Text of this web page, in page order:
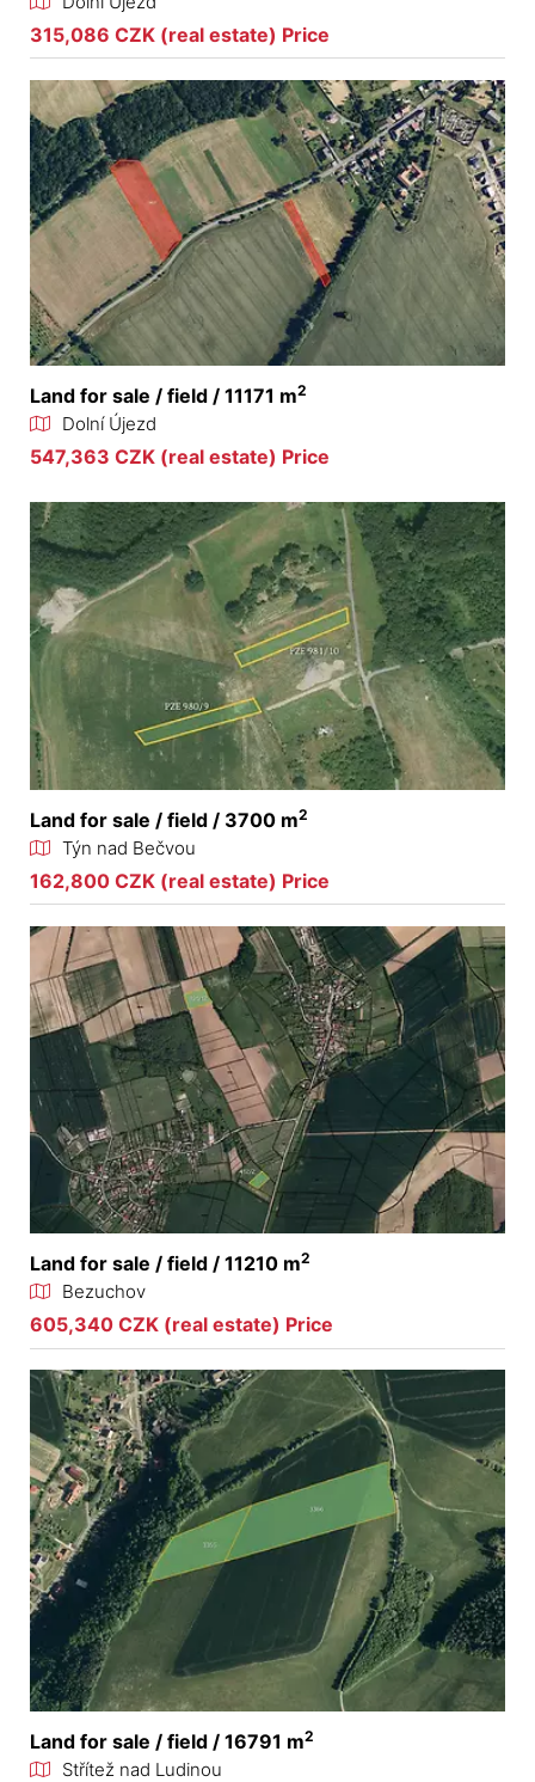
315,086 CZK (real estate) Price
Land for sale / field / 11171 m2
Dolní Újezd
547,363 CZK (real estate) Price
Land for sale / field / 3700 m2
Týn nad Bečvou
162,800 CZK (real estate) Price
Land for sale / field / 11210 m2
Bezuchov
605,340 CZK (real estate) Price
Land for sale / field / 16791 m2
Střítež nad Ludinou